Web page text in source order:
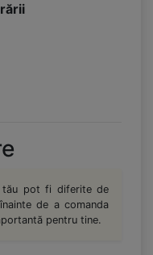
tău pot fi diferite de
înainte de a comanda
pentru tine.